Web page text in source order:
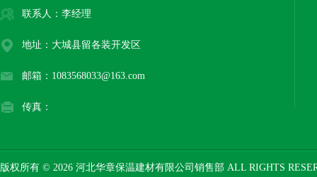
联系人：李经理
地址：大城县留各装开发区
邮箱：1083568033@163.com
传真：
版权所有 © 2026 河北华章保温建材有限公司销售部 ALL RIGHTS